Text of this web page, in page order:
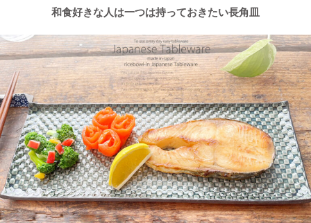
たマグカップ
2022/11/22
≪再入荷≫ お待たせしました！窯出し入荷しました♪職人の手で
そ～っとくぼませた変型どんぶり 黒釉ブラック
2022/11/15
≪おすすめ≫ さむ～い朝にあったかスープ♪松助窯 しのぎ 片手
スープカップ
2022/11/12
和食好きな人は一つは持っておきたい長角皿